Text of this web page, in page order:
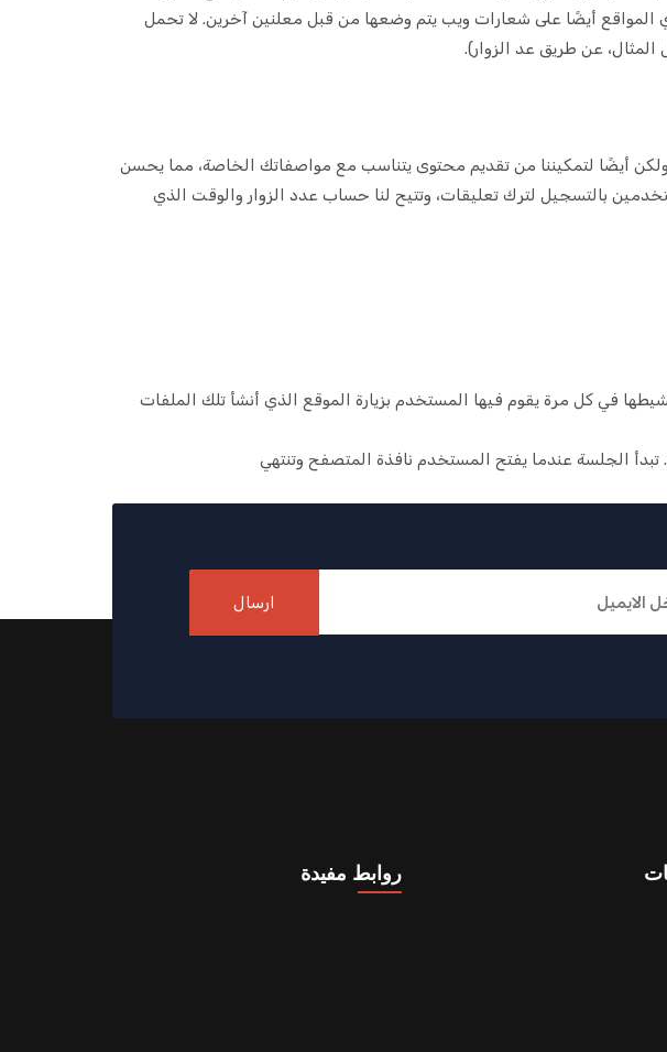
المواقع أيضًا على شعارات ويب يتم وضعها من قبل معلنين آخرين. لا تحمل
عن طريق عد الزوار).
أيضًا لتمكيننا من تقديم محتوى يتناسب مع مواصفاتك الخاصة، مما يحسن
بالتسجيل لترك تعليقات، وتتيح لنا حساب عدد الزوار والوقت الذي
في كل مرة يقوم فيها المستخدم بزيارة الموقع الذي أنشأ تلك الملفات
ارسال
روابط مفيدة